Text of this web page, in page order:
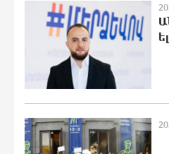
Մանվելյան
Դուք ու ձեր
ավելին են,
չստացված
Միայն